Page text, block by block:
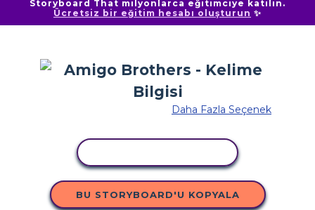
Storyboard That milyonlarca eğitimciye katılın.
Ücretsiz bir eğitim hesabı oluşturun ✨
Daha Fazla Seçenek
BU STORYBOARD'U KOPYALA